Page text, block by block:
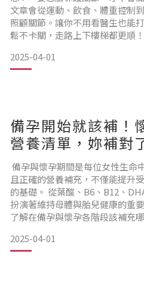
文章會從運動、飲食、體重控制
照顧關節。讓你不用看醫生也能
鬆不卡關，走路上下樓梯都更順
有沒有發現，年紀漸漸大了，膝
下樓梯也沒以前輕鬆？其實這些
2025-04-01
備孕開始就該補！
營養清單，妳補對
備孕與懷孕期間是每位女性生命
且正確的營養補充，不僅能提升
的基礎。 從葉酸、B6、B12、
扮演著維持母體與胎兒健康的重
了解在備孕與懷孕各階段該補充
與懷孕營養補充的重要性在準備
充扮演著至關重要的角色。無論
2025-04-01